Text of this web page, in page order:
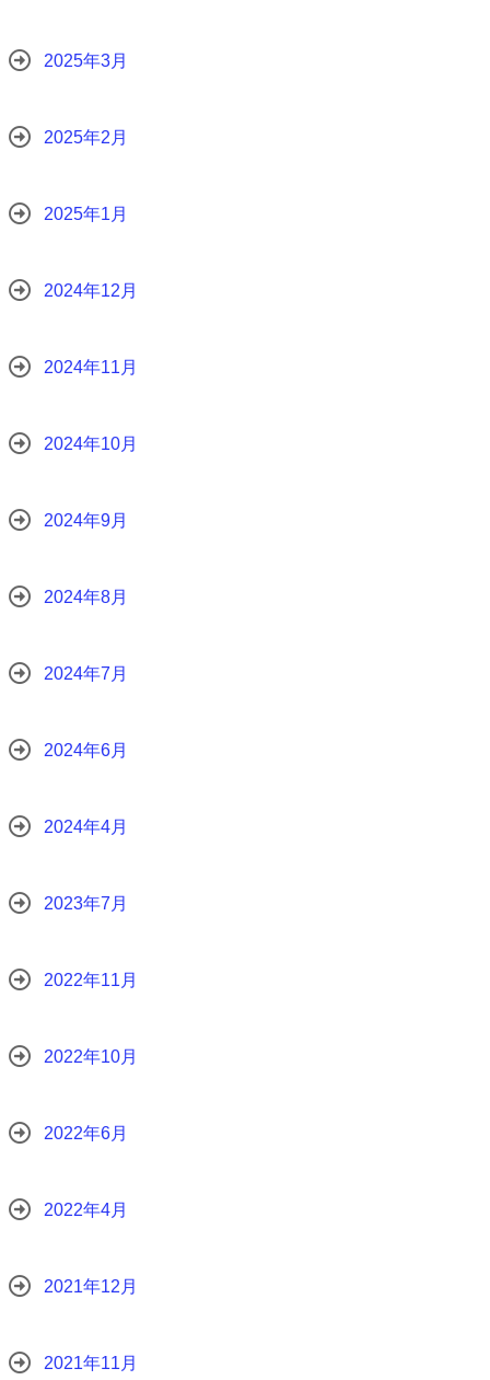
2025年3月
2025年2月
2025年1月
2024年12月
2024年11月
2024年10月
2024年9月
2024年8月
2024年7月
2024年6月
2024年4月
2023年7月
2022年11月
2022年10月
2022年6月
2022年4月
2021年12月
2021年11月